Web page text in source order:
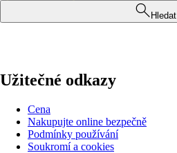
Hledat
Užitečné odkazy
Cena
Nakupujte online bezpečně
Podmínky používání
Soukromí a cookies